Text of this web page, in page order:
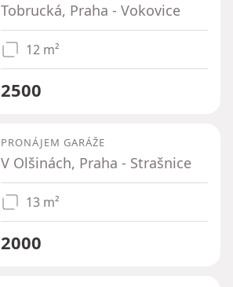
Tobrucká, Praha - Vokovice
12 m²
2500
PRONÁJEM GARÁŽE
V Olšinách, Praha - Strašnice
13 m²
2000